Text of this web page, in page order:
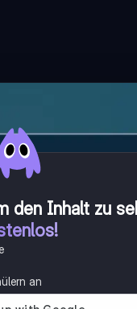
den Inhalt zu
an